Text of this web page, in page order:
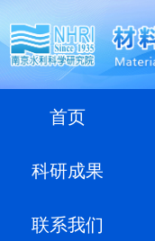
首页
科研成果
联系我们